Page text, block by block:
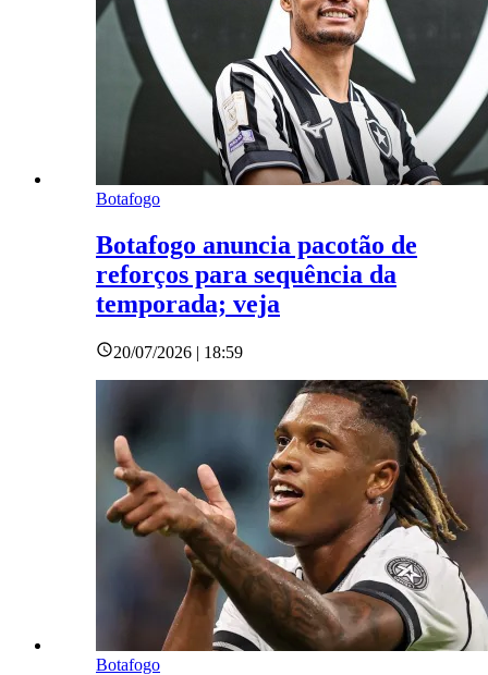
Botafogo
Botafogo anuncia pacotão de
reforços para sequência da
temporada; veja
20/07/2026 | 18:59
Botafogo